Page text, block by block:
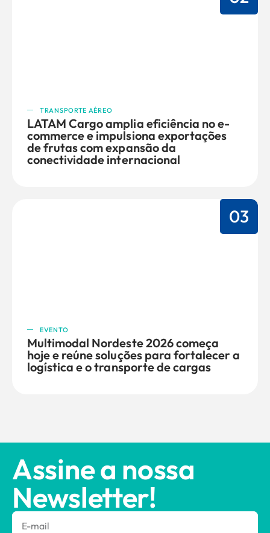
TRANSPORTE AÉREO
LATAM Cargo amplia eficiência no e-
commerce e impulsiona exportações
de frutas com expansão da
conectividade internacional
03
EVENTO
Multimodal Nordeste 2026 começa
hoje e reúne soluções para fortalecer a
logística e o transporte de cargas
Assine a nossa
Newsletter!